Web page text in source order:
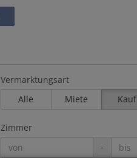
Vermarktungsart
Alle
Miete Kauf
Zimmer
-